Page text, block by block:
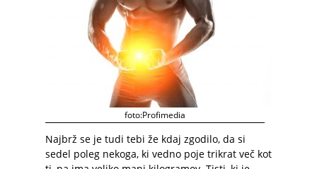
foto:Profimedia
Najbrž se je tudi tebi že kdaj zgodilo, da si
sedel poleg nekoga, ki vedno poje trikrat več kot